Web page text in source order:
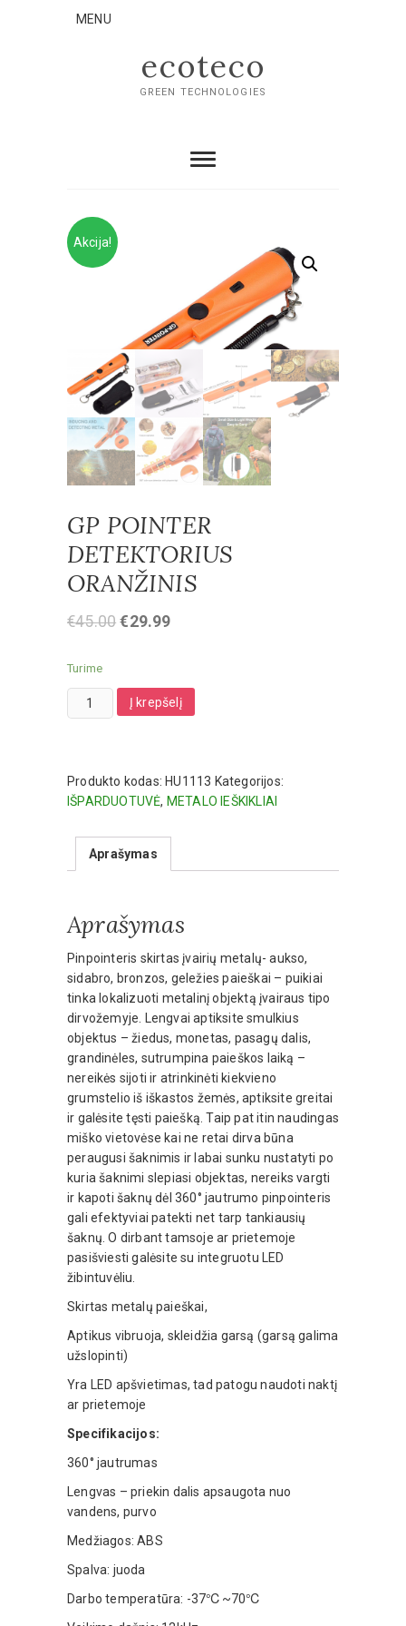
MENU
ecoteco
GREEN TECHNOLOGIES
Akcija!
GP POINTER
DETEKTORIUS
ORANŽINIS
€45.00 €29.99
Turime
produkto
kiekis:
DETEKTORIUS
ORANŽINIS
Į krepšelį
Produkto kodas: HU1113 Kategorijos:
IŠPARDUOTUVĖ, METALO IEŠKIKLIAI
Aprašymas
Aprašymas
Pinpointeris skirtas įvairių metalų- aukso,
sidabro, bronzos, geležies paieškai – puikiai
tinka lokalizuoti metalinį objektą įvairaus tipo
dirvožemyje. Lengvai aptiksite smulkius
objektus – žiedus, monetas, pasagų dalis,
grandinėles, sutrumpina paieškos laiką –
nereikės sijoti ir atrinkinėti kiekvieno
grumstelio iš iškastos žemės, aptiksite greitai
ir galėsite tęsti paiešką. Taip pat itin naudingas
miško vietovėse kai ne retai dirva būna
peraugusi šaknimis ir labai sunku nustatyti po
kuria šaknimi slepiasi objektas, nereiks vargti
ir kapoti šaknų dėl 360° jautrumo pinpointeris
gali efektyviai patekti net tarp tankiausių
šaknų. O dirbant tamsoje ar prietemoje
pasišviesti galėsite su integruotu LED
žibintuvėliu.
Skirtas metalų paieškai,
Aptikus vibruoja, skleidžia garsą (garsą galima
užslopinti)
Yra LED apšvietimas, tad patogu naudoti naktį
ar prietemoje
Specifikacijos:
360° jautrumas
Lengvas – priekin dalis apsaugota nuo
vandens, purvo
Medžiagos: ABS
Spalva: juoda
Darbo temperatūra: -37℃~70℃